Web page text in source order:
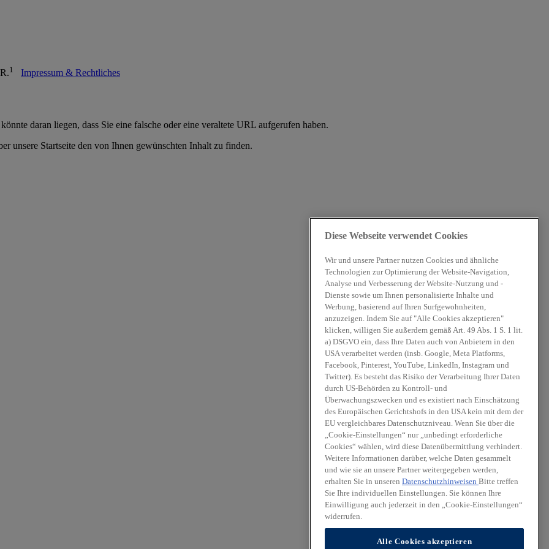
1 Impressum & Rechtliches
daran liegen, dass Sie eine falsche oder eine veraltete URL aufgerufen haben.
unsere Startseite den von Ihnen gewünschten Inhalt zu finden.
Diese Webseite verwendet Cookies
Wir und unsere Partner nutzen Cookies und ähnliche
Technologien zur Optimierung der Website-Navigation,
Analyse und Verbesserung der Website-Nutzung und -
Dienste sowie um Ihnen personalisierte Inhalte und
Werbung, basierend auf Ihren Surfgewohnheiten,
anzuzeigen. Indem Sie auf "Alle Cookies akzeptieren"
klicken, willigen Sie außerdem gemäß Art. 49 Abs. 1 S. 1 lit.
a) DSGVO ein, dass Ihre Daten auch von Anbietern in den
USA verarbeitet werden (insb. Google, Meta Platforms,
Facebook, Pinterest, YouTube, LinkedIn, Instagram und
Twitter). Es besteht das Risiko der Verarbeitung Ihrer Daten
durch US-Behörden zu Kontroll- und
Überwachungszwecken und es existiert nach Einschätzung
des Europäischen Gerichtshofs in den USA kein mit dem der
EU vergleichbares Datenschutzniveau. Wenn Sie über die
„Cookie-Einstellungen“ nur „unbedingt erforderliche
Cookies“ wählen, wird diese Datenübermittlung verhindert.
Weitere Informationen darüber, welche Daten gesammelt
und wie sie an unsere Partner weitergegeben werden,
erhalten Sie in unseren Datenschutzhinweisen Bitte treffen
Sie Ihre individuellen Einstellungen. Sie können Ihre
Einwilligung auch jederzeit in den „Cookie-Einstellungen“
widerrufen.
Alle Cookies akzeptieren